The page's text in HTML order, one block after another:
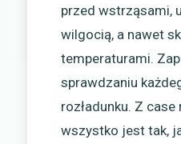
przed wstrząsami,
wilgocią, a nawet
temperaturami.
sprawdzaniu
rozładunku. Z
wszystko jest tak,